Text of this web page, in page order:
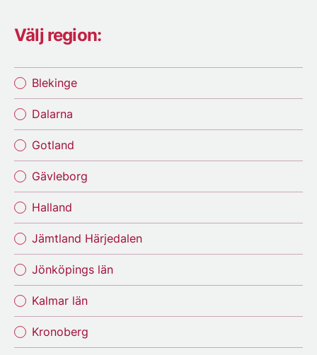
Välj region:
Blekinge
Dalarna
Gotland
Gävleborg
Halland
Jämtland Härjedalen
Jönköpings län
Kalmar län
Kronoberg